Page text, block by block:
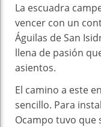
La escuadra
vencer con un
Águilas de San
llena de pasión
asientos.
El camino a este
sencillo. Para
Ocampo tuvo que